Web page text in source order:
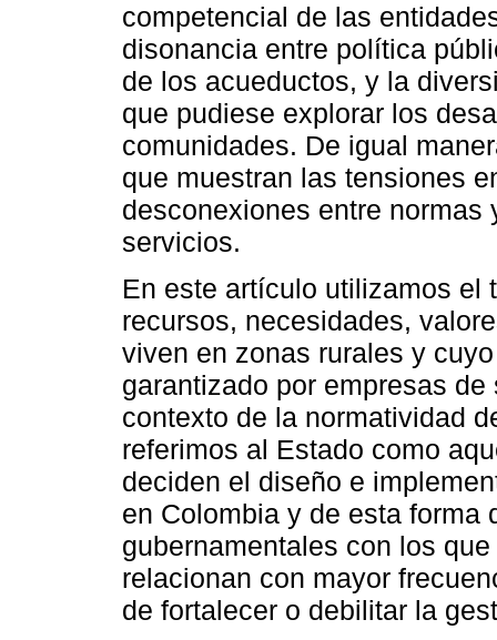
competencial de las
disonancia entre política
de los acueductos, y la
que pudiese explorar los
comunidades. De igual
que muestran las tensiones
desconexiones entre
servicios.
En este artículo utilizamos el
recursos, necesidades,
viven en zonas rurales y
garantizado por empresas
contexto de la normatividad
referimos al Estado como
deciden el diseño e
en Colombia y de esta forma
gubernamentales con los
relacionan con mayor
de fortalecer o debilitar la